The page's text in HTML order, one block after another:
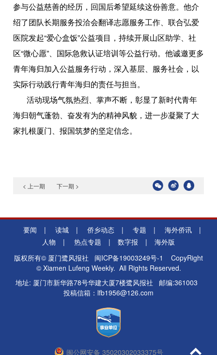
参与公益慈善的经历，回国后希望延续这份善意。他介
绍了团队长期服务投洽会翻译志愿服务工作、联合弘爱
医院发起“爱心盒饭”公益项目，持续开展山区助学、社
区“微心愿”、国际急救认证培训等公益行动。他诚邀更多
青年海归加入公益服务行动，深入基层、服务社会，以
实际行动践行青年海归的责任与担当。
活动现场气氛热烈、掌声不断，彰显了新时代青年
海归朝气蓬勃、奋发有为的精神风貌，进一步凝聚了大
家扎根厦门、报国筑梦的坚定信念。
< 上一期 下一期 >
要闻 | 读城 | 侨乡动态 | 专题 | 海外侨讯
|
人物
| 热点专题 | 数字报 |
海外版
版权所有© 厦门鹭风报社 闽ICP备19003249号-1
CopyRight
© Xiamen Lufeng Weekly. All Rights Reserved.
地址: 厦门市新华路78号华建大厦7楼鹭风报社 邮编:361003
投稿信箱：lfb1956@126.com
闽公网安备 35020302033375号